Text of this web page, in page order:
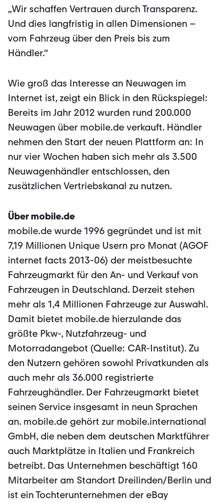
„Wir schaffen Vertrauen durch Transparenz.
Und dies langfristig in allen Dimensionen –
vom Fahrzeug über den Preis bis zum
Händler.“
Wie groß das Interesse an Neuwagen im
Internet ist, zeigt ein Blick in den Rückspiegel:
Bereits im Jahr 2012 wurden rund 200.000
Neuwagen über mobile.de verkauft. Händler
nehmen den Start der neuen Plattform an: In
nur vier Wochen haben sich mehr als 3.500
Neuwagenhändler entschlossen, den
zusätzlichen Vertriebskanal zu nutzen.
Über mobile.de
mobile.de wurde 1996 gegründet und ist mit
7,19 Millionen Unique Usern pro Monat (AGOF
internet facts 2013-06) der meistbesuchte
Fahrzeugmarkt für den An- und Verkauf von
Fahrzeugen in Deutschland. Derzeit stehen
mehr als 1,4 Millionen Fahrzeuge zur Auswahl.
Damit bietet mobile.de hierzulande das
größte Pkw-, Nutzfahrzeug- und
Motorradangebot (Quelle: CAR-Institut). Zu
den Nutzern gehören sowohl Privatkunden als
auch mehr als 36.000 registrierte
Fahrzeughändler. Der Fahrzeugmarkt bietet
seinen Service insgesamt in neun Sprachen
an. mobile.de gehört zur mobile.international
GmbH, die neben dem deutschen Marktführer
auch Marktplätze in Italien und Frankreich
betreibt. Das Unternehmen beschäftigt 160
Mitarbeiter am Standort Dreilinden/Berlin und
ist ein Tochterunternehmen der eBay